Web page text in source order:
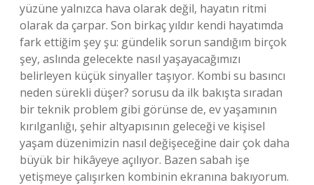
yüzüne yalnızca hava olarak değil, hayatın ritmi
olarak da çarpar. Son birkaç yıldır kendi hayatımda
fark ettiğim şey şu: gündelik sorun sandığım birçok
şey, aslında gelecekte nasıl yaşayacağımızı
belirleyen küçük sinyaller taşıyor. Kombi su basıncı
neden sürekli düşer? sorusu da ilk bakışta sıradan
bir teknik problem gibi görünse de, ev yaşamının
kırılganlığı, şehir altyapısının geleceği ve kişisel
yaşam düzenimizin nasıl değişeceğine dair çok daha
büyük bir hikâyeye açılıyor. Bazen sabah işe
yetişmeye çalışırken kombinin ekranına bakıyorum.